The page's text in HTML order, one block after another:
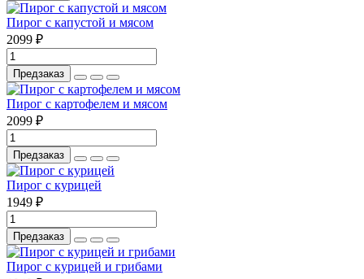
Пирог с капустой и мясом
2099 ₽
Предзаказ
Пирог с картофелем и мясом
2099 ₽
Предзаказ
Пирог с курицей
1949 ₽
Предзаказ
Пирог с курицей и грибами